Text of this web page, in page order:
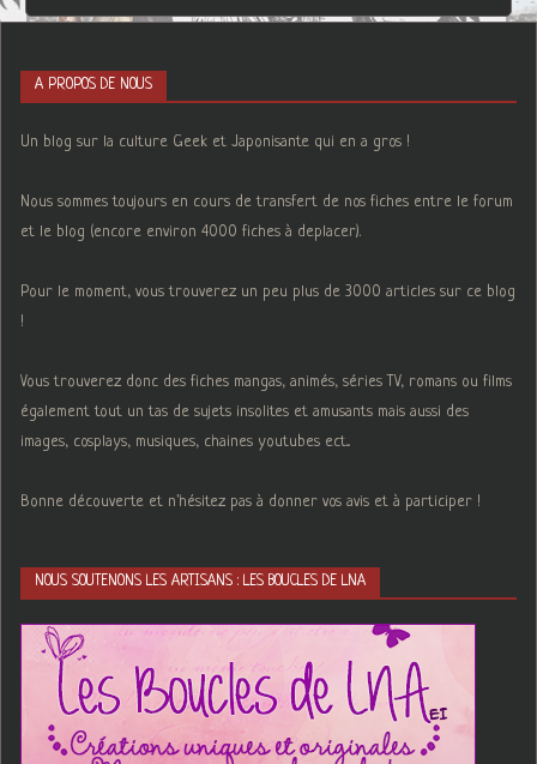
A PROPOS DE NOUS
Un blog sur la culture Geek et Japonisante qui en a gros !
Nous sommes toujours en cours de transfert de nos fiches entre le forum
et le blog (encore environ 4000 fiches à deplacer).
Pour le moment, vous trouverez un peu plus de 3000 articles sur ce blog
!
Vous trouverez donc des fiches mangas, animés, séries TV, romans ou films
également tout un tas de sujets insolites et amusants mais aussi des
images, cosplays, musiques, chaines youtubes ect...
Bonne découverte et n'hésitez pas à donner vos avis et à participer !
NOUS SOUTENONS LES ARTISANS : LES BOUCLES DE LNA